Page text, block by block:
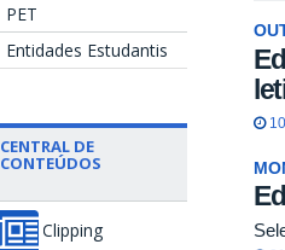
PET
Entidades Estudantis
CENTRAL DE
CONTEÚDOS
Clipping